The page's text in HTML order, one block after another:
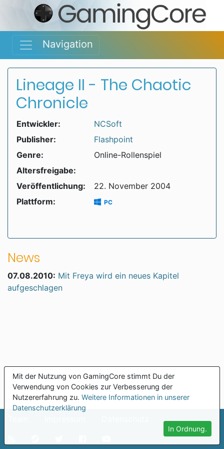
Mit der Nutzung von GamingCore stimmt Du der
Verwendung von Cookies zur Verbesserung der
Nutzererfahrung zu. Weitere Informationen in unserer
Datenschutzerklärung
In Ordnung.
Navigation
Lineage II - The Chaotic
Chronicle
Entwickler:
NCSoft
Publisher:
Flashpoint
Genre:
Online-Rollenspiel
Altersfreigabe:
Veröffentlichung:
22. November 2004
Plattform:
PC
News
07.08.2010: Mit Freya wird ein neues Kapitel
aufgeschlagen